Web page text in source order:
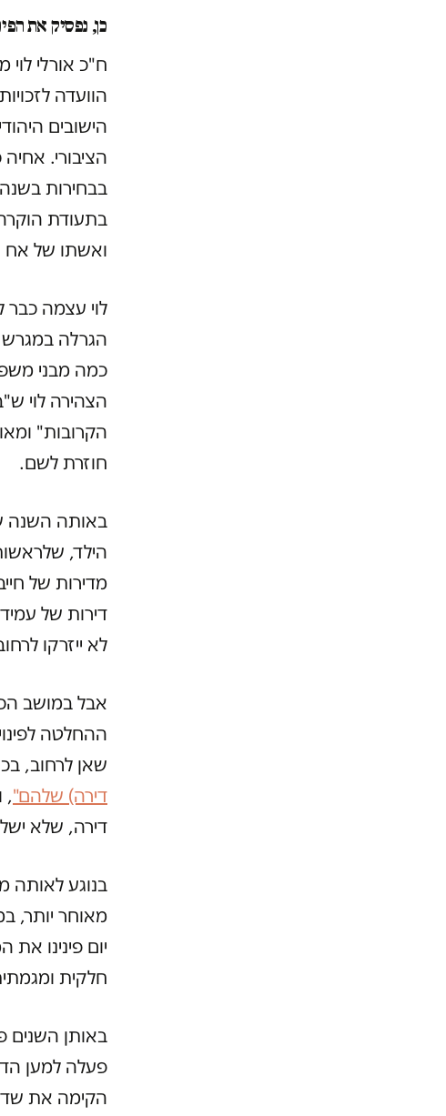
כן, נפסיק את
הוועדה
הישובים
הציבורי.
בתעודת
ואשתו של
הגרלה במגרש
כמה מבני
הקרובות"
חוזרת לשם.
באותה השנה
הילד,
מדירות של
דירות של
לא ייזרקו
ההחלטה
שאן לרחוב,
דירה) שלהם"
דירה, שלא
בנוגע לאותה
מאוחר יותר,
יום פינינו
חלקית
באותן השנים
הקימה את